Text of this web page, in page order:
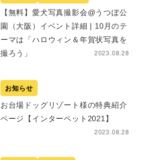
【無料】愛犬写真撮影会@うつぼ公
園（大阪）イベント詳細 | 10月のテ
ーマは「ハロウィン＆年賀状写真を
撮ろう」
2023.08.28
お知らせ
お台場ドッグリゾート様の特典紹介
ページ【インターペット2021】
2023.08.28